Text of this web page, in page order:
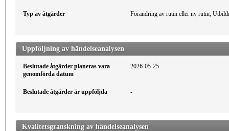
Typ av åtgärder Förändring av rutin eller ny rutin,
Uppföljning av händelseanalysen
Beslutade åtgärder planeras vara
genomförda datum
2026-05-25
Beslutade åtgärder är uppföljda -
Kvalitetsgranskning av händelseanalysen